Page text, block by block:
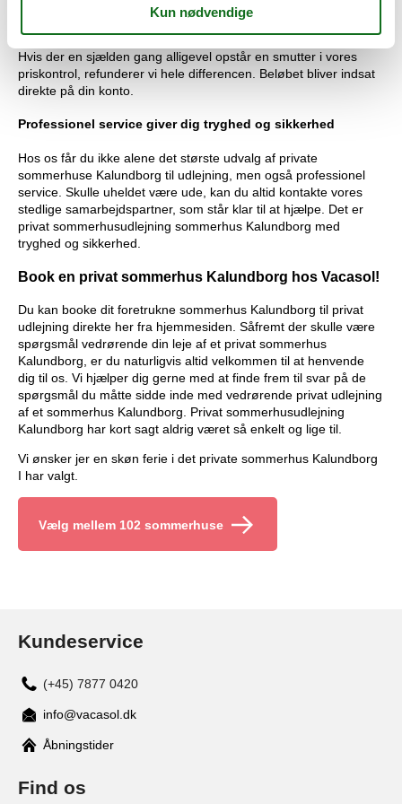
konkurrerende, som udlejer dit foretrukne sommerhus
Hvis der en sjælden gang alligevel opstår en smutter i vores
priskontrol, refunderer vi hele differencen. Beløbet bliver indsat
direkte på din konto.
Professionel service giver dig tryghed og sikkerhed
Hos os får du ikke alene det største udvalg af private
sommerhuse Kalundborg til udlejning, men også professionel
service. Skulle uheldet være ude, kan du altid kontakte vores
stedlige samarbejdspartner, som står klar til at hjælpe. Det er
privat sommerhusudlejning sommerhus Kalundborg med
tryghed og sikkerhed.
Book en privat sommerhus Kalundborg hos Vacasol!
Du kan booke dit foretrukne sommerhus Kalundborg til privat
udlejning direkte her fra hjemmesiden. Såfremt der skulle være
spørgsmål vedrørende din leje af et privat sommerhus
Kalundborg, er du naturligvis altid velkommen til at henvende
dig til os. Vi hjælper dig gerne med at finde frem til svar på de
spørgsmål du måtte sidde inde med vedrørende privat udlejning
af et sommerhus Kalundborg. Privat sommerhusudlejning
Kalundborg har kort sagt aldrig været så enkelt og lige til.
Vi ønsker jer en skøn ferie i det private sommerhus Kalundborg
I har valgt.
Vælg mellem 102 sommerhuse
Kundeservice
(+45) 7877 0420
info@vacasol.dk
Åbningstider
Find os